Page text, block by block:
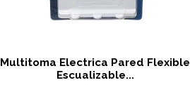
Multitoma Electrica Pared Flexible
Escualizable...
Ver detalles